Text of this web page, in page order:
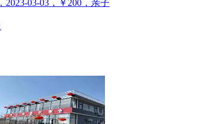
，2023-03-03 ，￥200 ，亲子